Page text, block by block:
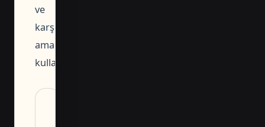
ve
karşılaştırma
amacıyla
kullanılmalıdır.